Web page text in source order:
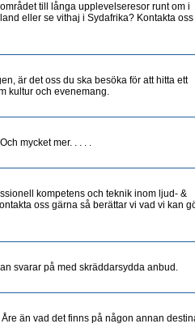
till långa upplevelseresor runt om i
eller se vithaj i Sydafrika? Kontakta oss
är det oss du ska besöka för att hitta ett
kultur och evenemang.
mycket mer. . . . .
kompetens och teknik inom ljud- &
oss gärna så berättar vi vad vi kan
svarar på med skräddarsydda anbud.
än vad det finns på någon annan